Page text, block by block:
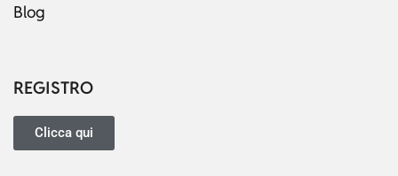
Blog
REGISTRO
Clicca qui